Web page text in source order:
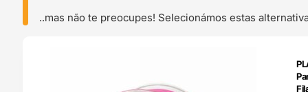
..mas não te preocupes! Selecionámos estas